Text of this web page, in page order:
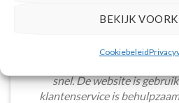
BEKIJK
Cookiebeleid
Het boeken van een
snel. De website is
klantenservice is